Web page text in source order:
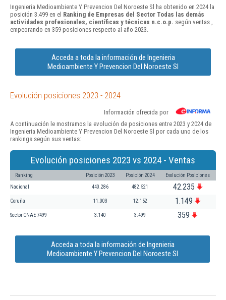
Ingenieria Medioambiente Y Prevencion Del Noroeste Sl ha obtenido en 2024 la
posición 3.499 en el Ranking de Empresas del Sector Todas las demás
actividades profesionales, científicas y técnicas n.c.o.p. según ventas ,
empeorando en 359 posiciones respecto al año 2023.
Acceda a toda la información de Ingenieria
Medioambiente Y Prevencion Del Noroeste Sl
Evolución posiciones 2023 - 2024
Información ofrecida por
A continuación le mostramos la evolución de posiciones entre 2023 y 2024 de
Ingenieria Medioambiente Y Prevencion Del Noroeste Sl por cada uno de los
rankings según sus ventas:
Evolución posiciones 2023 vs 2024 - Ventas
Ranking Posición 2023 Posición 2024 Evolución Posiciones
Nacional 440.286 482.521 42.235
Coruña 11.003 12.152 1.149
Sector CNAE 7499 3.140 3.499 359
Acceda a toda la información de Ingenieria
Medioambiente Y Prevencion Del Noroeste Sl